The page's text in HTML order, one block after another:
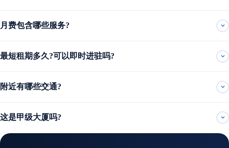
月费包含哪些服务?
最短租期多久?可以即时进驻吗?
附近有哪些交通?
这是甲级大厦吗?